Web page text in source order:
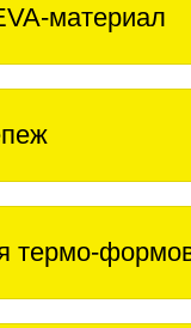
материал
термо-